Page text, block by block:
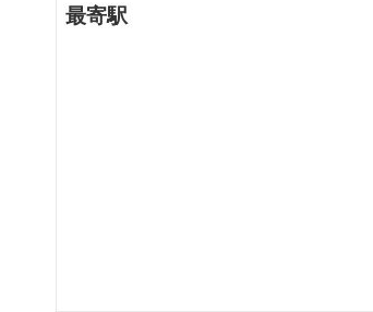
最寄駅